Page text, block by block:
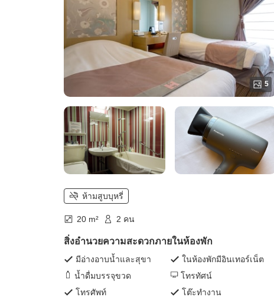
5
ห้ามสูบบุหรี่
20 m² 2 คน
สิ่งอำนวยความสะดวกภายในห้องพัก
มีอ่างอาบน้ำและสุขา
ในห้องพักมีอินเทอร์เน็ต
น้ำดื่มบรรจุขวด
โทรทัศน์
โทรศัพท์
โต๊ะทำงาน